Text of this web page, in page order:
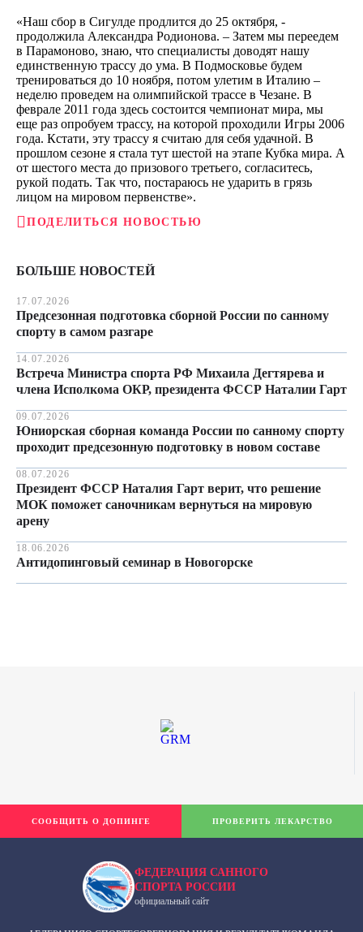
«Наш сбор в Сигулде продлится до 25 октября, -
продолжила Александра Родионова. – Затем мы переедем
в Парамоново, знаю, что специалисты доводят нашу
единственную трассу до ума. В Подмосковье будем
тренироваться до 10 ноября, потом улетим в Италию –
неделю проведем на олимпийской трассе в Чезане. В
феврале 2011 года здесь состоится чемпионат мира, мы
еще раз опробуем трассу, на которой проходили Игры 2006
года. Кстати, эту трассу я считаю для себя удачной. В
прошлом сезоне я стала тут шестой на этапе Кубка мира. А
от шестого места до призового третьего, согласитесь,
рукой подать. Так что, постараюсь не ударить в грязь
лицом на мировом первенстве».
ПОДЕЛИТЬСЯ НОВОСТЬЮ
БОЛЬШЕ НОВОСТЕЙ
17.07.2026
Предсезонная подготовка сборной России по санному
спорту в самом разгаре
14.07.2026
Встреча Министра спорта РФ Михаила Дегтярева и
члена Исполкома ОКР, президента ФССР Наталии Гарт
09.07.2026
Юниорская сборная команда России по санному спорту
проходит предсезонную подготовку в новом составе
08.07.2026
Президент ФССР Наталия Гарт верит, что решение
МОК поможет саночникам вернуться на мировую
арену
18.06.2026
Антидопинговый семинар в Новогорске
ФЕДЕРАЦИЯ САННОГО
СПОРТА РОССИИ
официальный сайт
СООБЩИТЬ О ДОПИНГЕ ПРОВЕРИТЬ ЛЕКАРСТВО